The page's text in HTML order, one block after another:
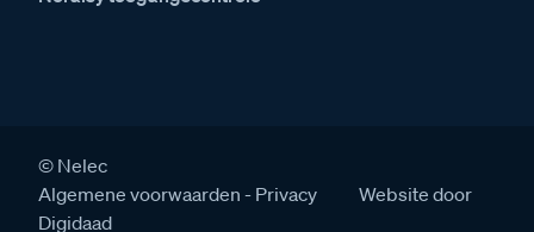
© Nelec
Algemene voorwaarden
Privacy
Website door
Digidaad